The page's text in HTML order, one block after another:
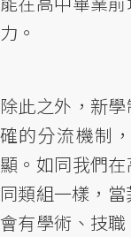
力。
除此之外，新
確的分流機制
顯。如同我們
同類組一樣，
會有學術、技